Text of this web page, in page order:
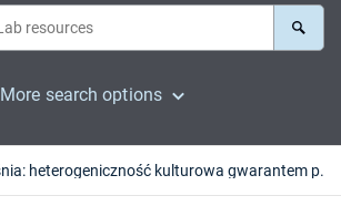
More search options
Bośnia: heterogeniczność kulturowa gwarantem pedagogiki dialogu? : między akceptacją a odrzuceniem